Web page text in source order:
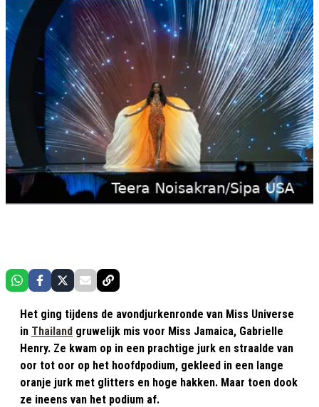
Het ging tijdens de avondjurkenronde van Miss Universe
in Thailand gruwelijk mis voor Miss Jamaica, Gabrielle
Henry. Ze kwam op in een prachtige jurk en straalde van
oor tot oor op het hoofdpodium, gekleed in een lange
oranje jurk met glitters en hoge hakken. Maar toen dook
ze ineens van het podium af.